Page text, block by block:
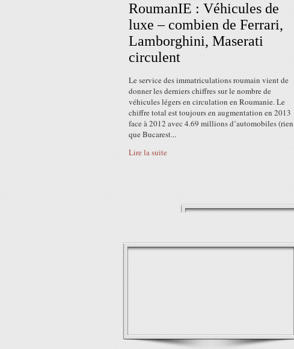
RoumanIE : Véhicules de
luxe – combien de Ferrari,
Lamborghini, Maserati
circulent
Le service des immatriculations roumain vient de
donner les derniers chiffres sur le nombre de
véhicules légers en circulation en Roumanie. Le
chiffre total est toujours en augmentation en 2013
face à 2012 avec 4.69 millions d’automobiles (rien
que Bucarest...
Lire la suite